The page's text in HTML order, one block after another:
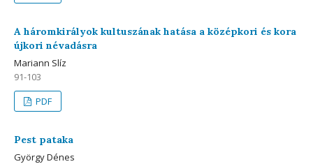
A háromkirályok kultuszának hatása a középkori és kora
újkori névadásra
Mariann Slíz
91-103
PDF
Pest pataka
György Dénes